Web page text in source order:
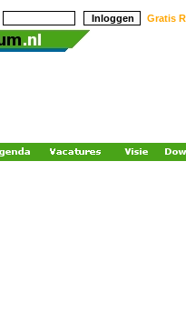
Gratis